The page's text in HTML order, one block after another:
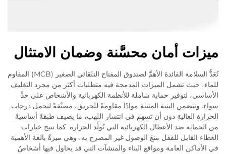
ميزات أمان محسَّنة وضمان الامتثال
تُعَدُّ السلامة الفائدةَ الأهمَّ لصندوق المفتاح التلقائي الصغير (MCB) المقاوم
للماء، حيث تشمل الميزات المدمجة فيه متطلبات أكثر من مجرد التغليف
الأساسي، لتوفير حماية شاملة للأنظمة الكهربائية والأشخاص على حدٍّ
سواء. وتتضمن البنية المتينة موادًا مقاومةً للحريق، مصنَّفةً لتحمل درجات
الحرارة العالية دون أن تسهم في انتشار اللهب، ما يضيف طبقةً أساسيةً
من الحماية ضد الأعطال الكهربائية التي تُولِّد الحرارة. كما تتيح خيارات
الغطاء القابل للقفل منعَ الوصول غير المصرح به، وهي ميزةٌ بالغة الأهمية
في الأماكن العامة ومواقع البناء والمنشآت التي قد يحاول فيها أشخاصٌ